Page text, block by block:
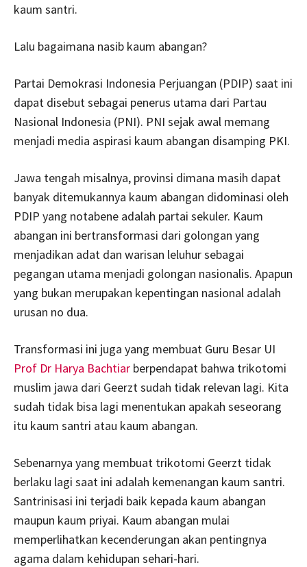
kaum santri.
Lalu bagaimana nasib kaum abangan?
Partai Demokrasi Indonesia Perjuangan (PDIP) saat ini
dapat disebut sebagai penerus utama dari Partau
Nasional Indonesia (PNI). PNI sejak awal memang
menjadi media aspirasi kaum abangan disamping PKI.
Jawa tengah misalnya, provinsi dimana masih dapat
banyak ditemukannya kaum abangan didominasi oleh
PDIP yang notabene adalah partai sekuler. Kaum
abangan ini bertransformasi dari golongan yang
menjadikan adat dan warisan leluhur sebagai
pegangan utama menjadi golongan nasionalis. Apapun
yang bukan merupakan kepentingan nasional adalah
urusan no dua.
Transformasi ini juga yang membuat Guru Besar UI
Prof Dr Harya Bachtiar berpendapat bahwa trikotomi
muslim jawa dari Geerzt sudah tidak relevan lagi. Kita
sudah tidak bisa lagi menentukan apakah seseorang
itu kaum santri atau kaum abangan.
Sebenarnya yang membuat trikotomi Geerzt tidak
berlaku lagi saat ini adalah kemenangan kaum santri.
Santrinisasi ini terjadi baik kepada kaum abangan
maupun kaum priyai. Kaum abangan mulai
memperlihatkan kecenderungan akan pentingnya
agama dalam kehidupan sehari-hari.